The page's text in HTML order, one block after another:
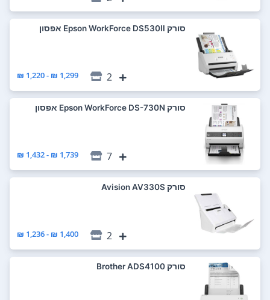
סורק Epson WorkForce DS530II אפסון
2
1,299 ₪ - 1,220 ₪
סורק Epson WorkForce DS-730N אפסון
7
1,739 ₪ - 1,432 ₪
סורק Avision AV330S
2
1,400 ₪ - 1,236 ₪
סורק Brother ADS4100